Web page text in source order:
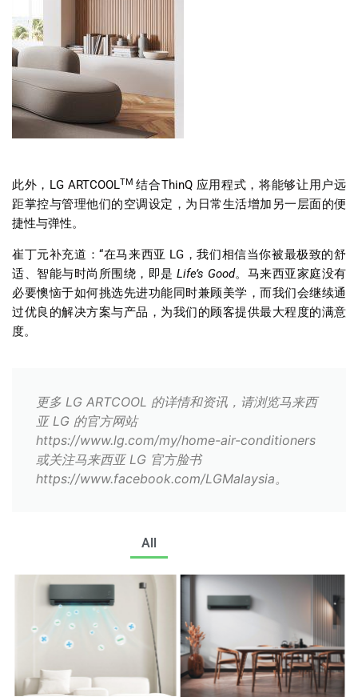
此外， LG ARTCOOLTM结合ThinQ 应用程式，将能够让用户远
距掌控与管理他们的空调设定，为日常生活增加另一层面的便
捷性与弹性。
崔丁元补充道：“在马来西亚 LG ，我们相信当你被最极致的舒
适、智能与时尚所围绕，即是 Life’s Good。马来西亚家庭没有
必要懊恼于如何挑选先进功能同时兼顾美学，而我们会继续通
过优良的解决方案与产品，为我们的顾客提供最大程度的满意
度。
更多 LG ARTCOOL 的详情和资讯，请浏览马来西
亚 LG 的官方网站
https://www.lg.com/my/home-air-conditioners
或关注马来西亚 LG 官方脸书
https://www.facebook.com/LGMalaysia。
All